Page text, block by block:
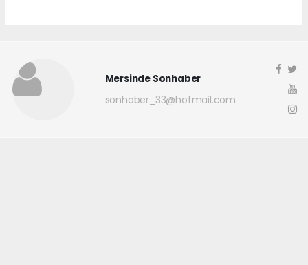
Mersinde Sonhaber
sonhaber_33@hotmail.com